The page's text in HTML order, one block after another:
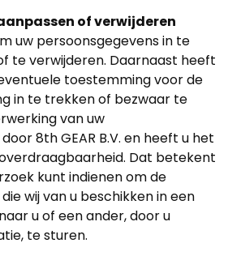
of verwijderen
uw persoonsgegevens in te
te verwijderen. Daarnaast heeft
toestemming voor de
in te trekken of bezwaar te
van uw
8th GEAR B.V. en heeft u het
Dat betekent
kunt indienen om de
wij van u beschikken in een
u of een ander, door u
te sturen.